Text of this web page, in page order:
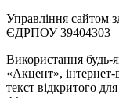
Управління сайтом
ЄДРПОУ 39404303
Використання будь-
«Акцент»,
текст відкритого